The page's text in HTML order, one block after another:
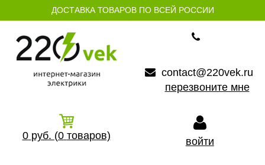
ДОСТАВКА ТОВАРОВ ПО ВСЕЙ РОССИИ
contact@220vek.ru
перезвоните мне
0 руб. (0 товаров) войти